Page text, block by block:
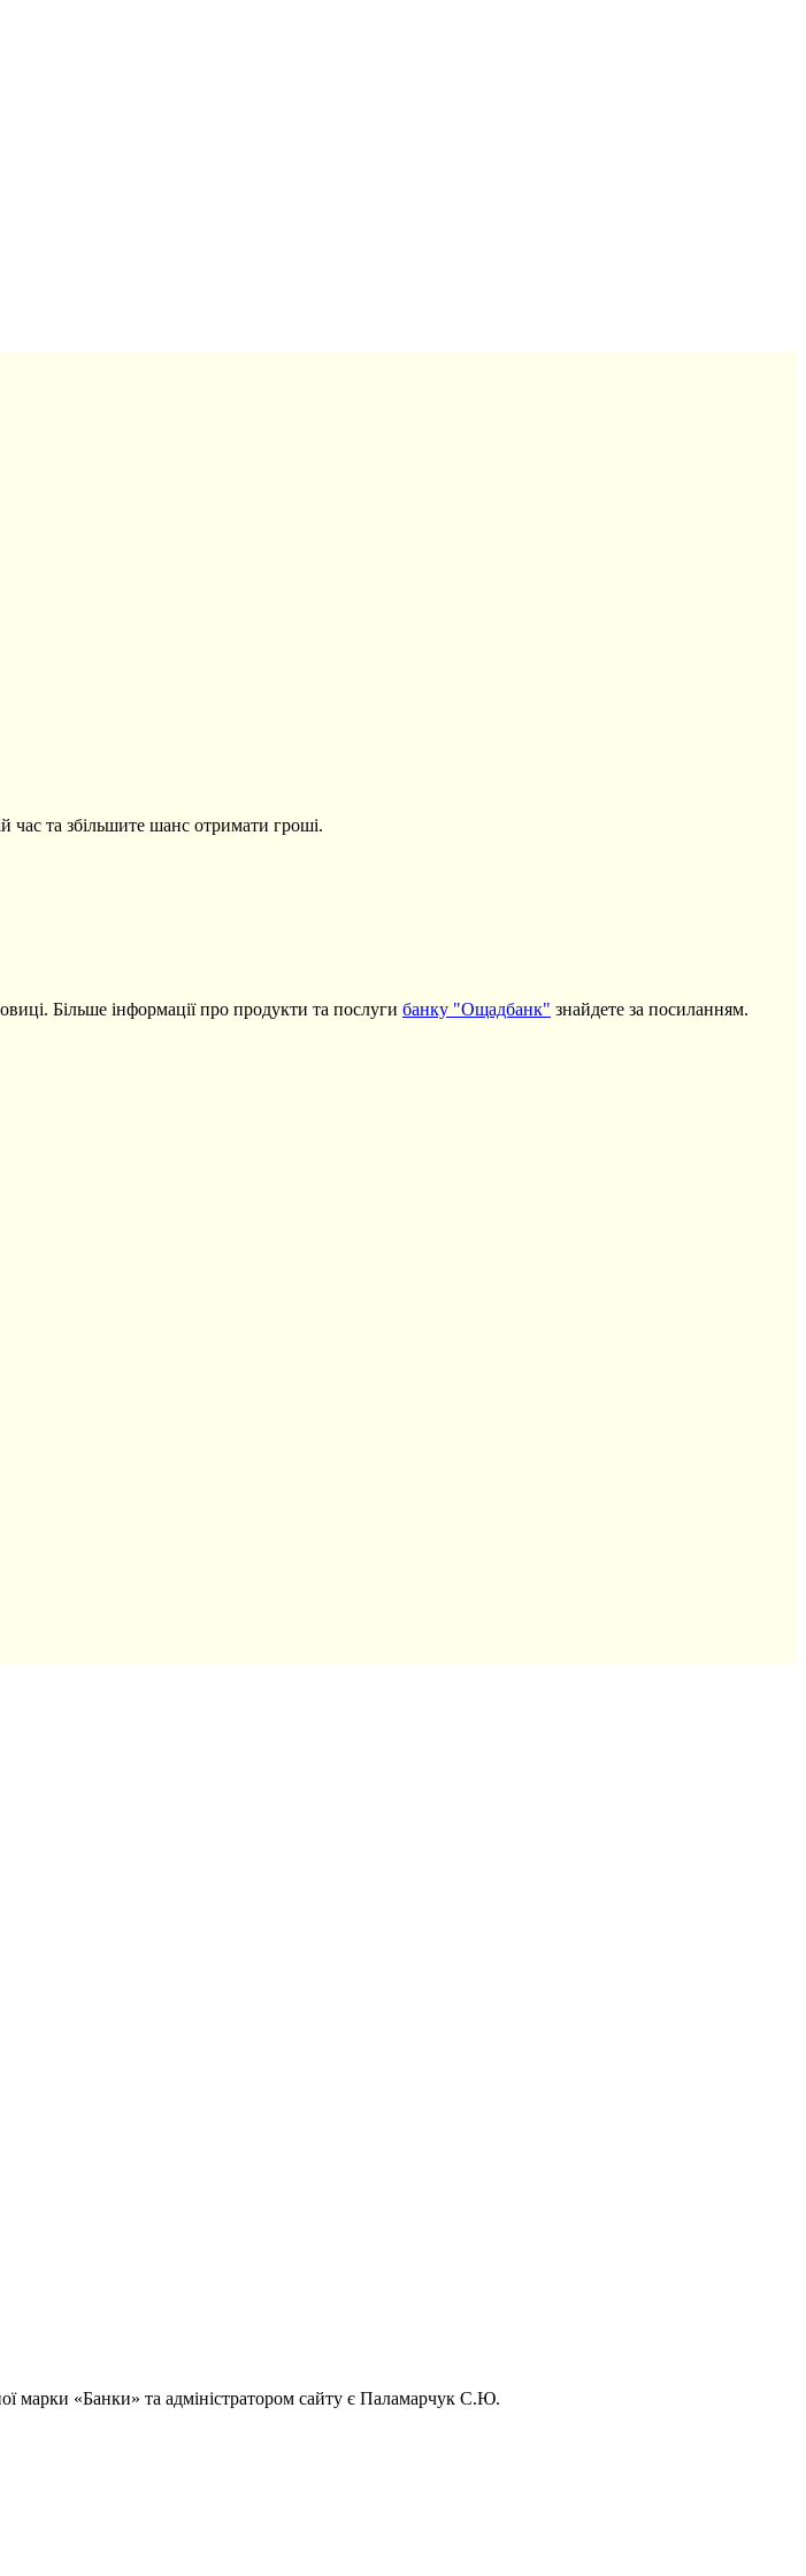
час та збільшите шанс отримати гроші.
Більше інформації про продукти та послуги банку "Ощадбанк" знайдете за посиланням.
марки «Банки» та адміністратором сайту є Паламарчук С.Ю.